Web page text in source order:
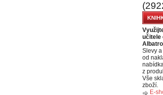
učitele
Slevy
od
z
Vše
zboží.
E-